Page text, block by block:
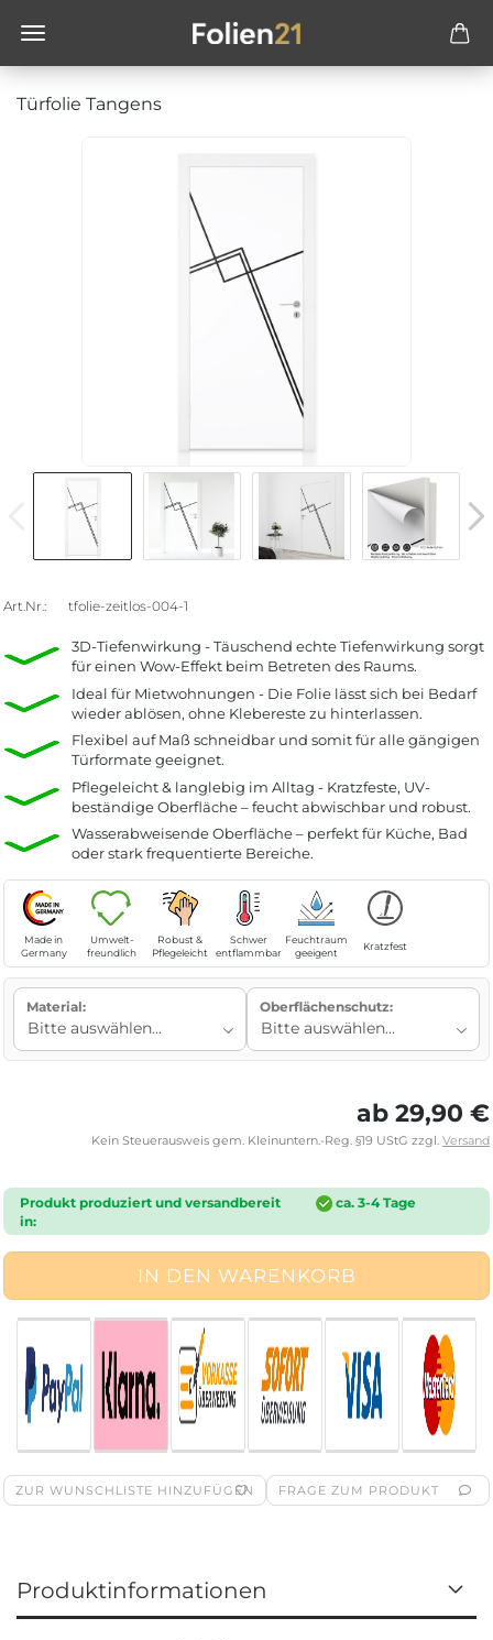
Türfolie Tangens
Art.Nr.: tfolie-zeitlos-004-1
3D-Tiefenwirkung - Täuschend echte Tiefenwirkung sorgt
für einen Wow-Effekt beim Betreten des Raums.
Ideal für Mietwohnungen - Die Folie lässt sich bei Bedarf
wieder ablösen, ohne Klebereste zu hinterlassen.
Flexibel auf Maß schneidbar und somit für alle gängigen
Türformate geeignet.
Pflegeleicht & langlebig im Alltag - Kratzfeste, UV-
beständige Oberfläche – feucht abwischbar und robust.
Wasserabweisende Oberfläche – perfekt für Küche, Bad
oder stark frequentierte Bereiche.
Made in
Germany
Umwelt-
freundlich
Robust &
Pflegeleicht
Schwer
entflammbar
Feuchtraum
geeigent
Kratzfest
Material: Oberflächenschutz:
ab 29,90 €
Kein Steuerausweis gem. Kleinuntern.-Reg. §19 UStG zzgl. Versand
Produkt produziert und versandbereit
in:
ca. 3-4 Tage
ZUR WUNSCHLISTE HINZUFÜGEN FRAGE ZUM PRODUKT
Produktinformationen